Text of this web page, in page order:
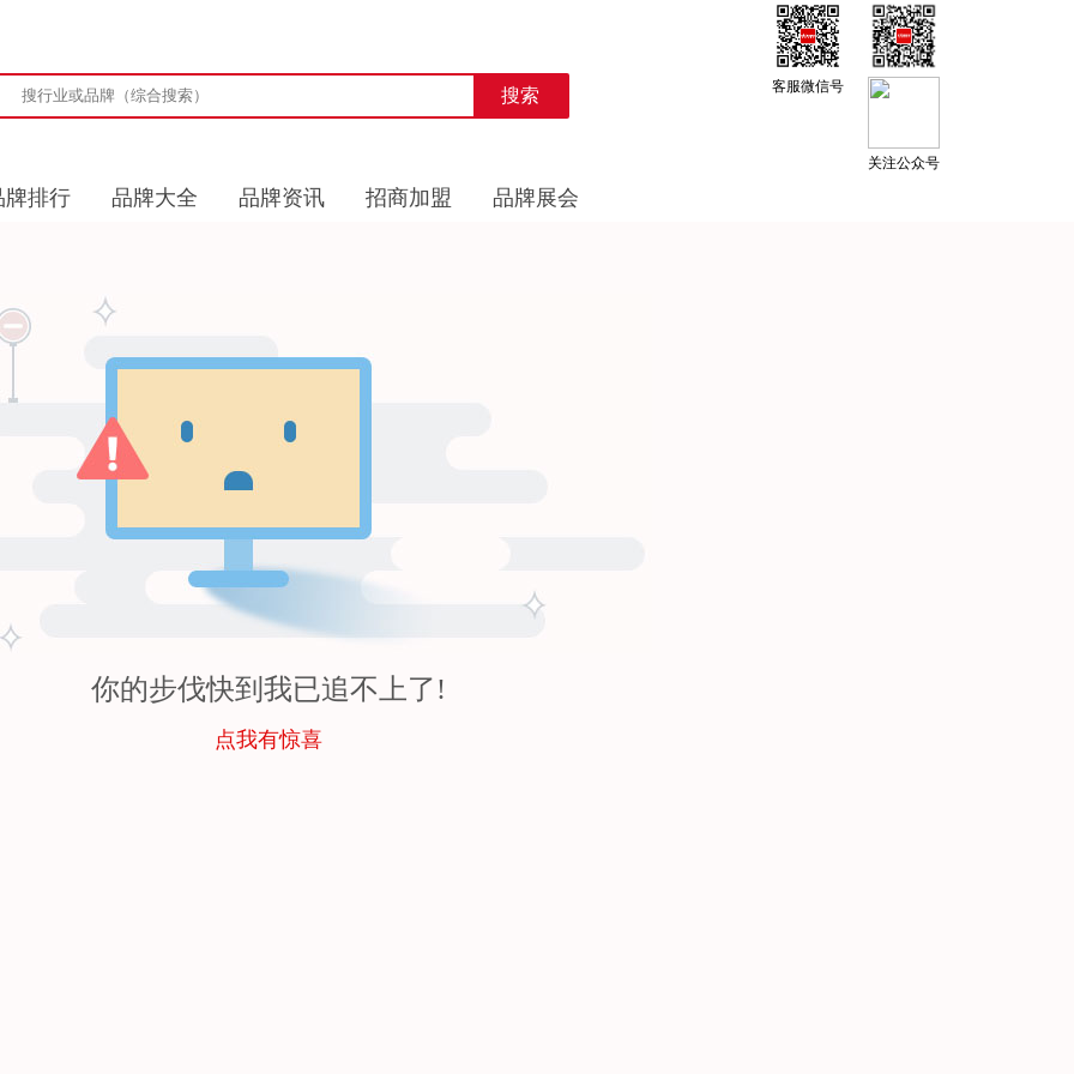
客服微信号
关注公众号
牌排行 品牌大全 品牌资讯 招商加盟 品牌展会
你的步伐快到我已追不上了!
点我有惊喜